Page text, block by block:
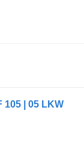
105 | 05 LKW